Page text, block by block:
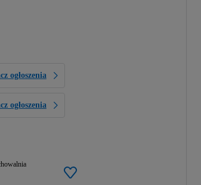
ogłoszenia
ogłoszenia